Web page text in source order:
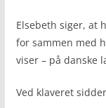
Elsebeth siger, at
for sammen med
viser – på danske
Ved klaveret